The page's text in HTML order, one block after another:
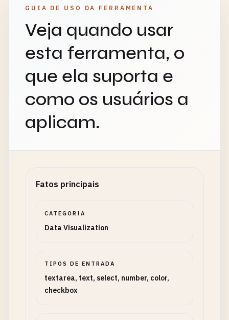
GUIA DE USO DA FERRAMENTA
Veja quando usar
esta ferramenta, o
que ela suporta e
como os usuários a
aplicam.
Fatos principais
CATEGORIA
Data Visualization
TIPOS DE ENTRADA
textarea, text, select, number, color,
checkbox